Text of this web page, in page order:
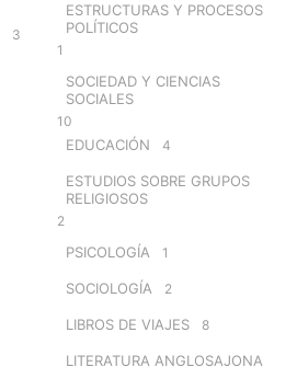
3
ESTRUCTURAS Y PROCESOS
POLÍTICOS
1
SOCIEDAD Y CIENCIAS
SOCIALES
10
EDUCACIÓN 4
ESTUDIOS SOBRE GRUPOS
RELIGIOSOS
2
PSICOLOGÍA 1
SOCIOLOGÍA 2
LIBROS DE VIAJES 8
LITERATURA ANGLOSAJONA